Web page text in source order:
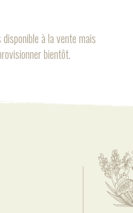
à la vente mais
bientôt.